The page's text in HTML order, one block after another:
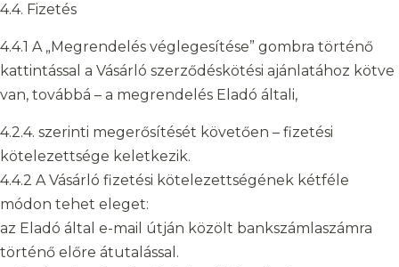
4.4. Fizetés
4.4.1 A „Megrendelés véglegesítése” gombra történő
kattintással a Vásárló szerződéskötési ajánlatához kötve
van, továbbá – a megrendelés Eladó általi,
4.2.4. szerinti megerősítését követően – fizetési
kötelezettsége keletkezik.
4.4.2 A Vásárló fizetési kötelezettségének kétféle
módon tehet eleget:
az Eladó által e-mail útján közölt bankszámlaszámra
történő előre átutalással.